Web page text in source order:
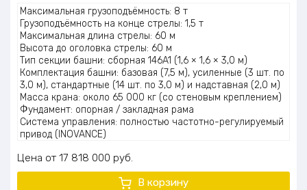
Максимальная грузоподъёмность: 8 т
Грузоподъёмность на конце стрелы: 1,5 т
Максимальная длина стрелы: 60 м
Высота до оголовка стрелы: 60 м
Тип секции башни: сборная 146A1 (1,6 × 1,6 × 3,0 м)
Комплектация башни: базовая (7,5 м), усиленные (3 шт. по
3,0 м), стандартные (14 шт. по 3,0 м) и надставная (2,0 м)
Масса крана: около 65 000 кг (со стеновым креплением)
Фундамент: опорная / закладная рама
Система управления: полностью частотно-регулируемый
привод (INOVANCE)
Стальной канат: 350 м
Цена 17 818 000 руб.
В корзину